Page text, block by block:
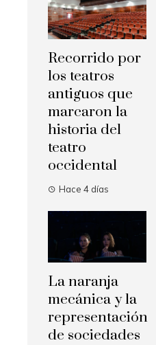
Recorrido por
los teatros
antiguos que
marcaron la
historia del
teatro
occidental
Hace 4 días
La naranja
mecánica y la
representación
de sociedades